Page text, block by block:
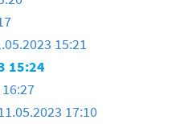
15:21
15:24
17:10